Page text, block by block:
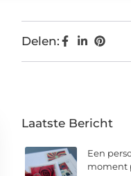
Delen:
Laatste Bericht
Een
moment